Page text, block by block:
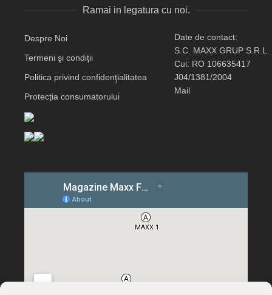
Ramai in legatura cu noi.
Despre Noi
Termeni şi condiţii
Politica privind confidenţialitatea
Protecția consumatorului
Date de contact:
S.C. MAXX GRUP S.R.L.
Cui: RO 106635417
J04/1381/2004
Mail